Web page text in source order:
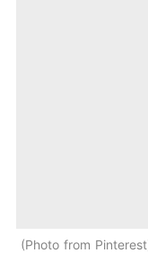
Photo from Pinterest